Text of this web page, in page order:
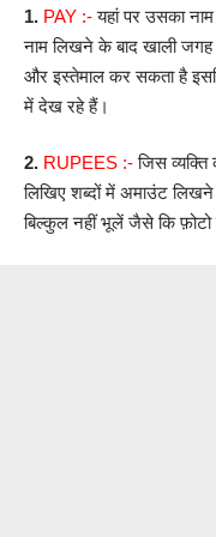
1. PAY :-यहां पर उसका
नाम लिखने के बाद खाली
और इस्तेमाल कर सकता है
में देख रहे हैं।
2. RUPEES :-जिस व्यक्ति
लिखिए शब्दों में अमाउंट
बिल्कुल नहीं भूलें जैसे कि